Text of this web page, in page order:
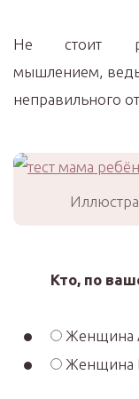
Не стоит
мышлением, ведь
неправильного
Кто, по
Женщина
Женщина